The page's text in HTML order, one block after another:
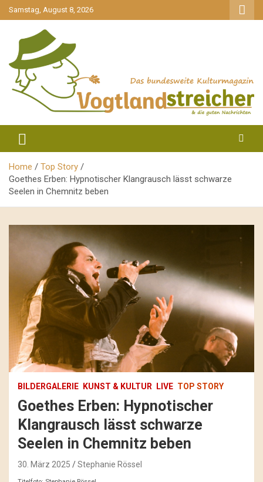
gehe
zum
Samstag, August 8, 2026
Vogtlandstreicher
Home
Top Story
Goethes Erben: Hypnotischer Klangrausch lässt schwarze
Seelen in Chemnitz beben
BILDERGALERIE KUNST & KULTUR LIVE TOP STORY
Goethes Erben: Hypnotischer
Klangrausch lässt schwarze
Seelen in Chemnitz beben
30. März 2025 Stephanie Rössel